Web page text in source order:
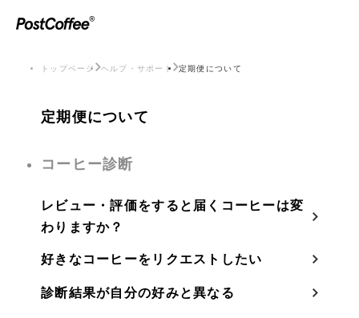
トップページ ヘルプ・サポート 定期便について
定期便について
コーヒー診断
レビュー・評価をすると届くコーヒーは変
わりますか？
好きなコーヒーをリクエストしたい
診断結果が自分の好みと異なる